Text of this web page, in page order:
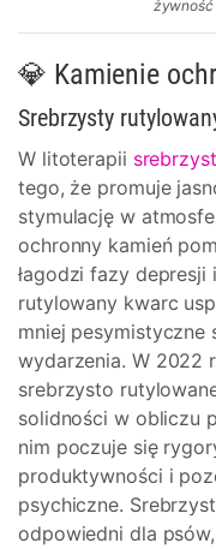
żywność
💎 Kamienie
Srebrzysty
W litoterapii
tego, że promuje
stymulację w
ochronny kamień
łagodzi fazy depresji
rutylowany kwarc
mniej pesymistyczne
wydarzenia. W 2022
srebrzysto
solidności w obliczu
nim poczuje się
produktywności i
psychiczne.
odpowiedni dla